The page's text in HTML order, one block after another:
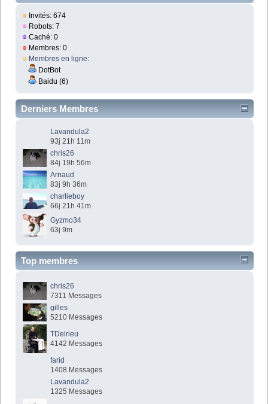
Invités: 674
Robots: 7
Caché: 0
Membres: 0
Membres en ligne:
DotBot
Baidu (6)
Derniers Membres
Lavandula2
93j 21h 11m
chris26
84j 19h 56m
Arnaud
83j 9h 36m
charlieboy
66j 21h 41m
Gyzmo34
63j 9m
Top membres
chris26
7311 Messages
gilles
5210 Messages
TDelrieu
4142 Messages
farid
1408 Messages
Lavandula2
1325 Messages